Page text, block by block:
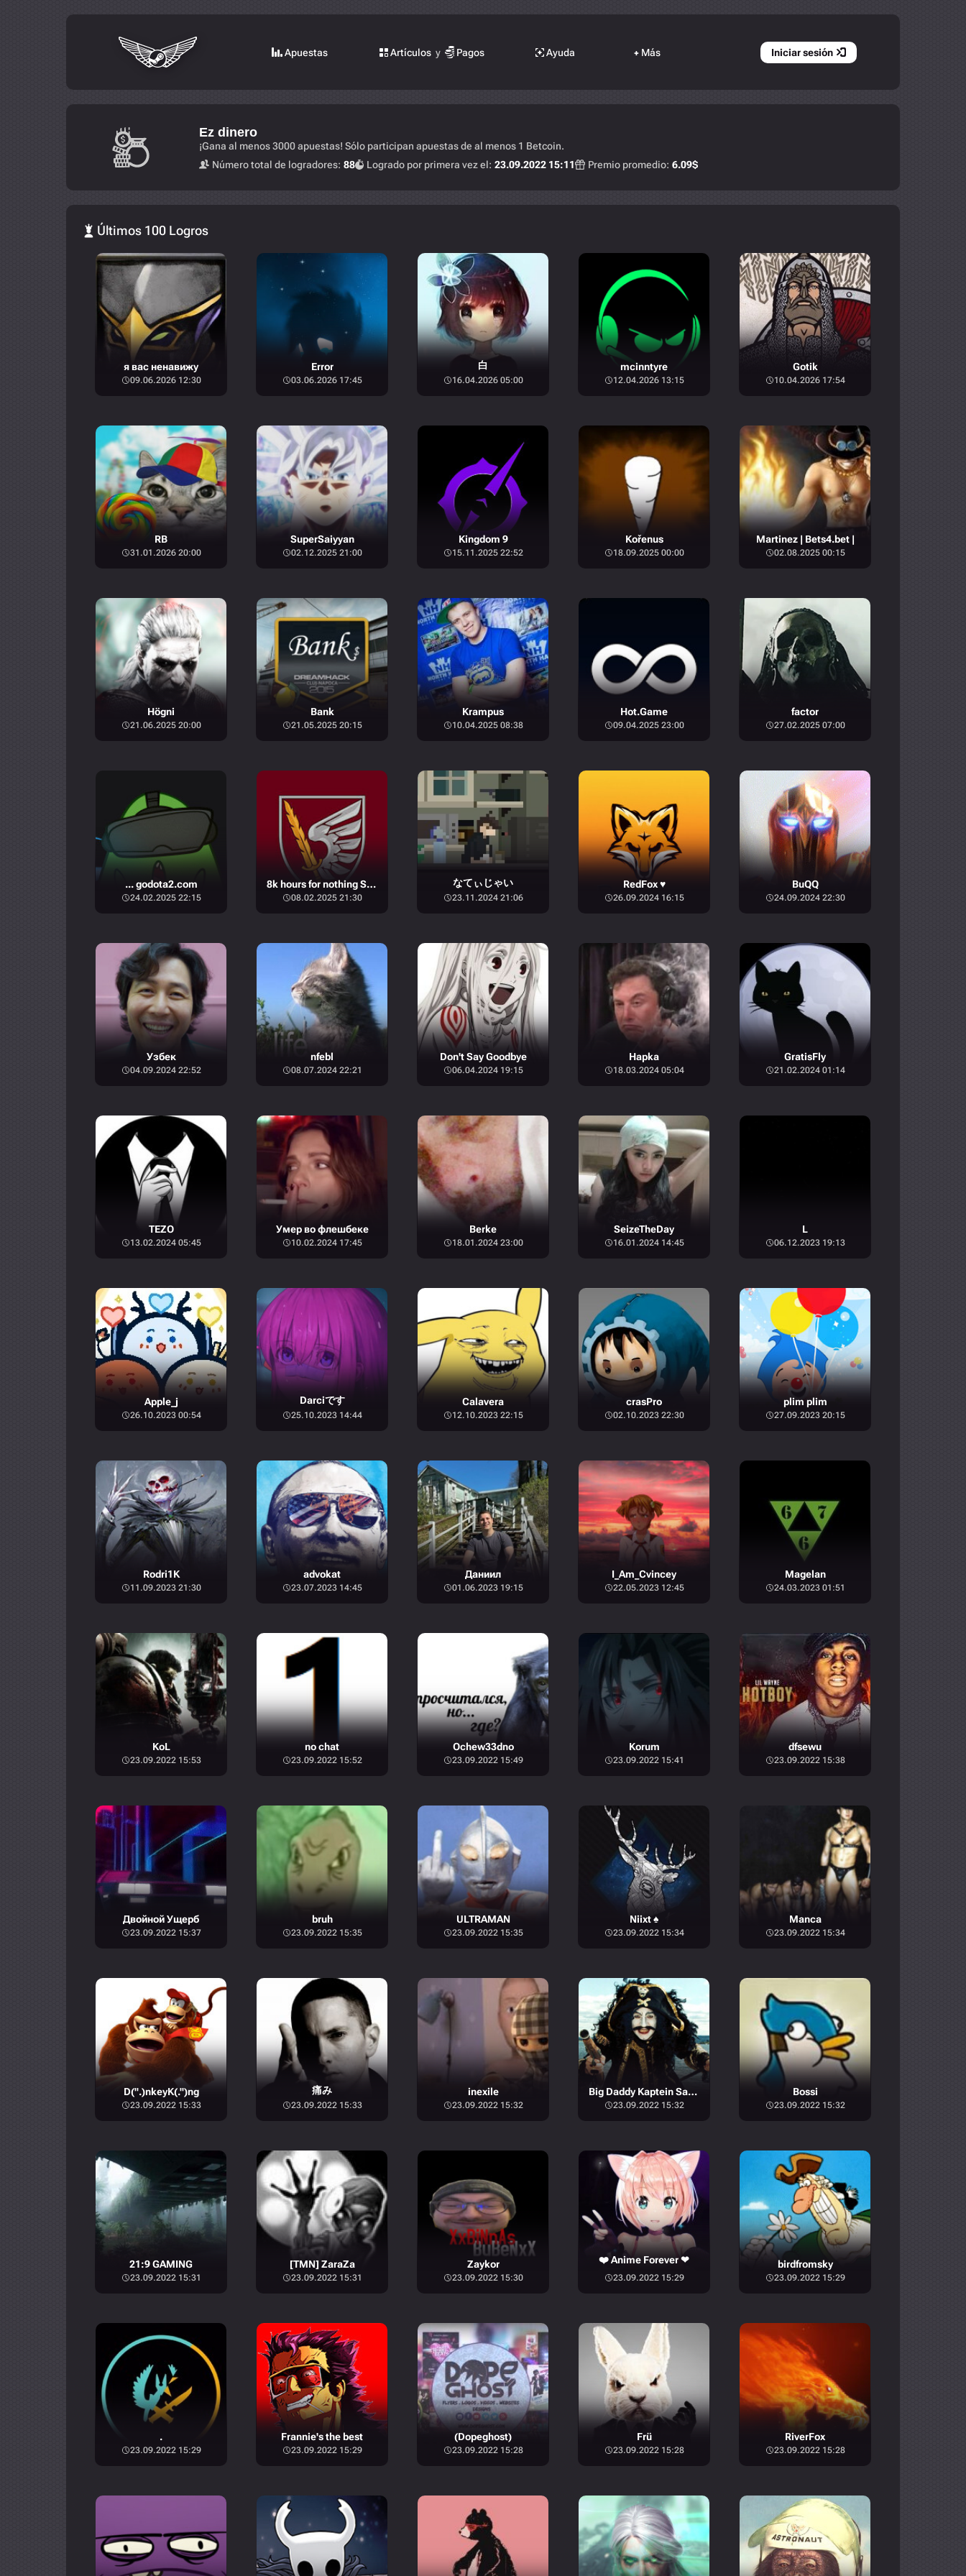
Apuestas Artículos y Pagos Ayuda +Más Iniciar sesión
Ez dinero
¡Gana al menos 3000 apuestas! Sólo participan apuestas de al menos 1 Betcoin.
Número total de logradores: 88 Logrado por primera vez el: 23.09.2022 15:11 Premio promedio: 6.09$
Últimos 100 Logros
я вас ненавижу
09.06.2026 12:30
Error
03.06.2026 17:45
白
16.04.2026 05:00
mcinntyre
12.04.2026 13:15
Gotik
10.04.2026 17:54
RB
31.01.2026 20:00
SuperSaiyyan
02.12.2025 21:00
Kingdom 9
15.11.2025 22:52
Kořenus
18.09.2025 00:00
Martinez | Bets4.bet |
02.08.2025 00:15
Högni
21.06.2025 20:00
Bank
21.05.2025 20:15
Krampus
10.04.2025 08:38
Hot.Game
09.04.2025 23:00
factor
27.02.2025 07:00
... godota2.com
24.02.2025 22:15
8k hours for nothing Skins
08.02.2025 21:30
なてぃじゃい
23.11.2024 21:06
RedFox ♥
26.09.2024 16:15
BuQQ
24.09.2024 22:30
Узбек
04.09.2024 22:52
nfebl
08.07.2024 22:21
Don't Say Goodbye
06.04.2024 19:15
Hapka
18.03.2024 05:04
GratisFly
21.02.2024 01:14
TEZO
13.02.2024 05:45
Умер во флешбеке
10.02.2024 17:45
Berke
18.01.2024 23:00
SeizeTheDay
16.01.2024 14:45
L
06.12.2023 19:13
Apple_j
26.10.2023 00:54
Darciです
25.10.2023 14:44
Calavera
12.10.2023 22:15
crasPro
02.10.2023 22:30
plim plim
27.09.2023 20:15
Rodri1K
11.09.2023 21:30
advokat
23.07.2023 14:45
Даниил
01.06.2023 19:15
I_Am_Cvincey
22.05.2023 12:45
Magelan
24.03.2023 01:51
KoL
23.09.2022 15:53
no chat
23.09.2022 15:52
Ochew33dno
23.09.2022 15:49
Korum
23.09.2022 15:41
dfsewu
23.09.2022 15:38
Двойной Ущерб
23.09.2022 15:37
bruh
23.09.2022 15:35
ULTRAMAN
23.09.2022 15:35
Niixt ♠
23.09.2022 15:34
Manca
23.09.2022 15:34
D(".)nkeyK(.")ng
23.09.2022 15:33
痛み
23.09.2022 15:33
inexile
23.09.2022 15:32
Big Daddy Kaptein Sabeltann
23.09.2022 15:32
Bossi
23.09.2022 15:32
21:9 GAMING
23.09.2022 15:31
[TMN] ZaraZa
23.09.2022 15:31
Zaykor
23.09.2022 15:30
❤️ Anime Forever ❤
23.09.2022 15:29
birdfromsky
23.09.2022 15:29
.
23.09.2022 15:29
Frannie's the best
23.09.2022 15:29
(Dopeghost)
23.09.2022 15:28
Frü
23.09.2022 15:28
RiverFox
23.09.2022 15:28